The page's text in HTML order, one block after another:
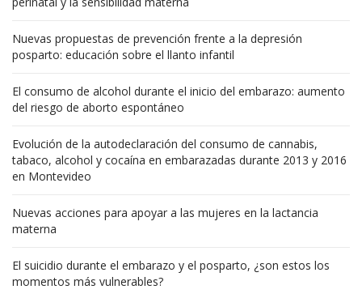
Nuevas propuestas de prevención frente a la depresión
posparto: educación sobre el llanto infantil
El consumo de alcohol durante el inicio del embarazo: aumento
del riesgo de aborto espontáneo
Evolución de la autodeclaración del consumo de cannabis,
tabaco, alcohol y cocaína en embarazadas durante 2013 y 2016
en Montevideo
Nuevas acciones para apoyar a las mujeres en la lactancia
materna
El suicidio durante el embarazo y el posparto, ¿son estos los
momentos más vulnerables?